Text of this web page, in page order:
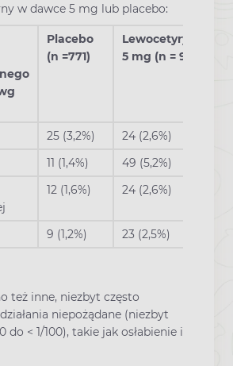
w dawce 5 mg lub placebo:
Placebo
(n =771)
Lewocetyryzyna
5 mg (n = 935)
25 (3,2%)
24 (2,6%)
11 (1,4%)
49 (5,2%)
12 (1,6%) 24 (2,6%)
9 (1,2%) 23 (2,5%)
też inne, niezbyt często
niepożądane (niezbyt
do < 1/100), takie jak osłabienie i